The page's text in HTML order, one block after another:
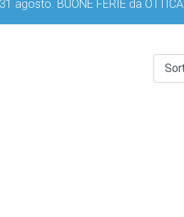
BUONE FERIE da OTTICA